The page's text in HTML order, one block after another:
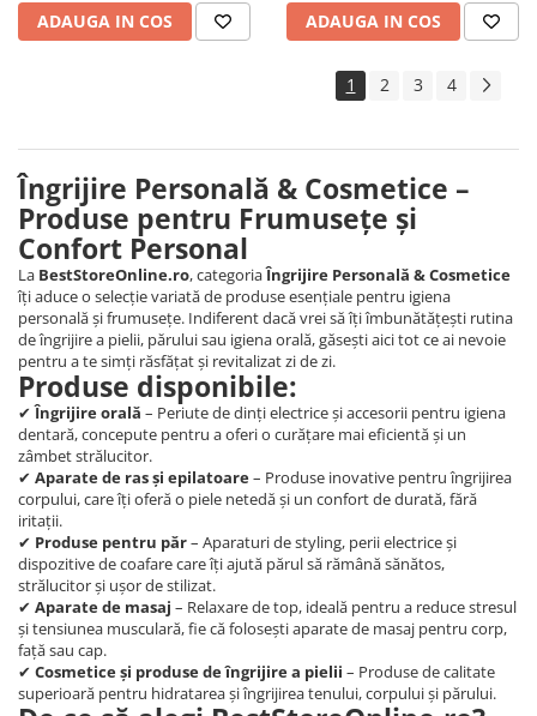
ADAUGA IN COS ADAUGA IN COS
1 2 3 4
Îngrijire Personală & Cosmetice –
Produse pentru Frumusețe și
Confort Personal
La BestStoreOnline.ro, categoriaÎngrijire Personală & Cosmetice
îți aduce o selecție variată de produse esențiale pentru igiena
personală și frumusețe. Indiferent dacă vrei să îți îmbunătățești rutina
de îngrijire a pielii, părului sau igiena orală, găsești aici tot ce ai nevoie
pentru a te simți răsfățat și revitalizat zi de zi.
Produse disponibile:
✔Îngrijire orală – Periute de dinți electrice și accesorii pentru igiena
dentară, concepute pentru a oferi o curățare mai eficientă și un
zâmbet strălucitor.
✔ Aparate de ras și epilatoare– Produse inovative pentru îngrijirea
corpului, care îți oferă o piele netedă și un confort de durată, fără
iritații.
✔ Produse pentru păr– Aparaturi de styling, perii electrice și
dispozitive de coafare care îți ajută părul să rămână sănătos,
strălucitor și ușor de stilizat.
✔ Aparate de masaj – Relaxare de top, ideală pentru a reduce stresul
și tensiunea musculară, fie că folosești aparate de masaj pentru corp,
față sau cap.
✔ Cosmetice și produse de îngrijire a pielii – Produse de calitate
superioară pentru hidratarea și îngrijirea tenului, corpului și părului.